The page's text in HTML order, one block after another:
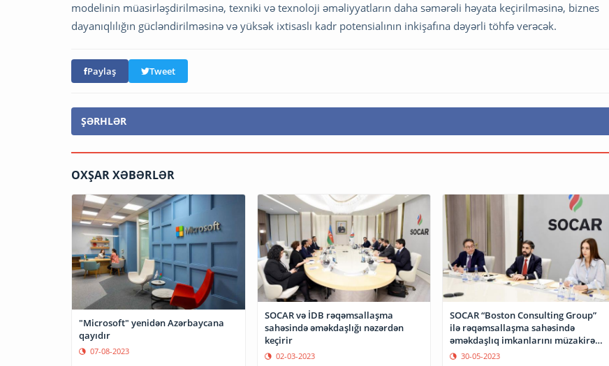
modelinin müasirləşdirilməsinə, texniki və texnoloji əməliyyatların daha səmərəli həyata keçirilməsinə, biznes
dayanıqlılığın gücləndirilməsinə və yüksək ixtisaslı kadr potensialının inkişafına dəyərli töhfə verəcək.
Paylaş Tweet
ŞƏRHLƏR
OXŞAR XƏBƏRLƏR
"Microsoft" yenidən Azərbaycana
qayıdır
07-08-2023
SOCAR və İDB rəqəmsallaşma
sahəsində əməkdaşlığı nəzərdən
keçirir
02-03-2023
SOCAR “Boston Consulting Group”
ilə rəqəmsallaşma sahəsində
əməkdaşlıq imkanlarını müzakirə
edib30-05-2023